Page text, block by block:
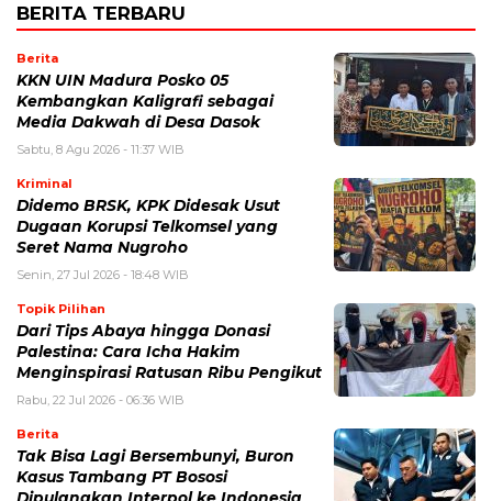
BERITA TERBARU
Berita
KKN UIN Madura Posko 05
Kembangkan Kaligrafi sebagai
Media Dakwah di Desa Dasok
Sabtu, 8 Agu 2026 - 11:37 WIB
Kriminal
Didemo BRSK, KPK Didesak Usut
Dugaan Korupsi Telkomsel yang
Seret Nama Nugroho
Senin, 27 Jul 2026 - 18:48 WIB
Topik Pilihan
Dari Tips Abaya hingga Donasi
Palestina: Cara Icha Hakim
Menginspirasi Ratusan Ribu Pengikut
Rabu, 22 Jul 2026 - 06:36 WIB
Berita
Tak Bisa Lagi Bersembunyi, Buron
Kasus Tambang PT Bososi